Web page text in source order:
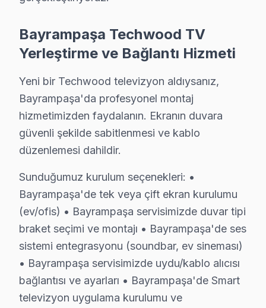
Bayrampaşa'de Techwood servis talebiniz için bizi
Bayrampaşa'de bu marka teknik destek hizmetimiz
Bayrampaşa Techwood servis ekibi olarak,
Fabrika Servis Techwood Saha Deneyimi:
Saha gözlemlerimiz — Bayrampaşa özelinde
Bayrampaşa'deki Techwood başvuruları
Bayrampaşa'de son değerlendirme döneminde
— %87 aynı gün teslim
— %5 2-3 gün içinde teslim
— %8 parça tedarik bekleme (nadir model)
Techwood konusundaki 12 yıllık deneyimimiz, her
Bayrampaşa'de müşteri memnuniyeti %95 — bu
Bayrampaşa Techwood Servisimizin Hizmet
Bayrampaşa Techwood TV
Yerleştirme ve Bağlantı Hizmeti
Yeni bir Techwood televizyon aldıysanız,
Bayrampaşa'da profesyonel montaj
hizmetimizden faydalanın. Ekranın duvara
güvenli şekilde sabitlenmesi ve kablo
düzenlemesi dahildir.
Sunduğumuz kurulum seçenekleri: •
Bayrampaşa'de tek veya çift ekran kurulumu
(ev/ofis) • Bayrampaşa servisimizde duvar tipi
braket seçimi ve montajı • Bayrampaşa'de ses
sistemi entegrasyonu (soundbar, ev sineması)
• Bayrampaşa servisimizde uydu/kablo alıcısı
bağlantısı ve ayarları • Bayrampaşa'de Smart
televizyon uygulama kurulumu ve